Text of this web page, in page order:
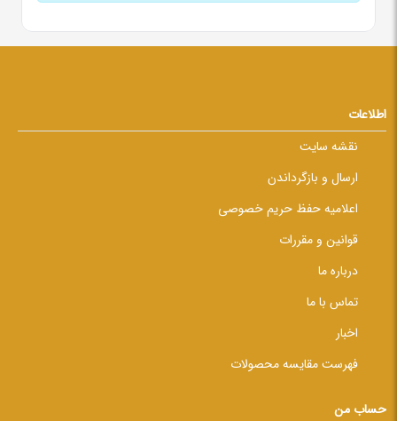
اطلاعات
نقشه سایت
ارسال و بازگرداندن
اعلامیه حفظ حریم خصوصی
قوانین و مقررات
درباره ما
تماس با ما
اخبار
فهرست مقایسه محصولات
حساب من